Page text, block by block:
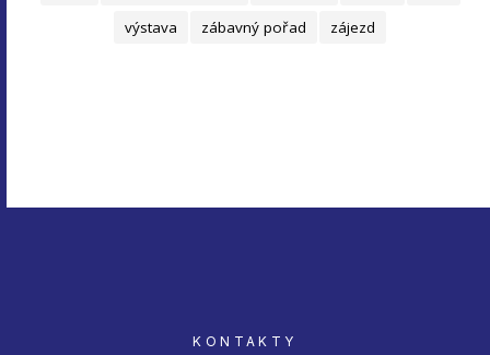
výstava
zábavný pořad zájezd
KONTAKTY